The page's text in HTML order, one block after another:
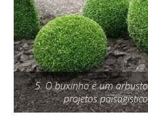
5. O buxinho é um
projetos